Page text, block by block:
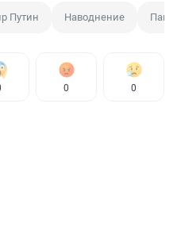
Путин Наводнение
0 0